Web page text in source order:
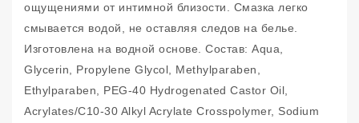
ощущениями от интимной близости. Смазка легко
смывается водой, не оставляя следов на белье.
Изготовлена на водной основе. Состав: Aqua,
Glycerin, Propylene Glycol, Methylparaben,
Ethylparaben, PEG-40 Hydrogenated Castor Oil,
Acrylates/C10-30 Alkyl Acrylate Crosspolymer, Sodium